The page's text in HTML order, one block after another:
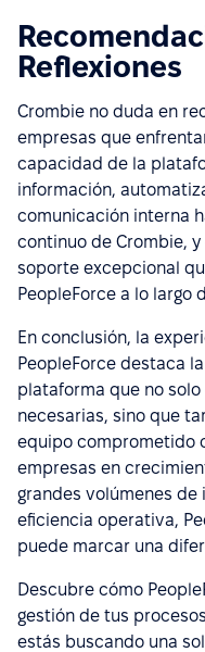
Reflexiones
Crombie no duda en
empresas que
capacidad de la
información,
comunicación interna
continuo de Crombie,
soporte excepcional
PeopleForce a lo largo
En conclusión, la
PeopleForce destaca
plataforma que no
necesarias, sino que
equipo comprometido
empresas en
grandes volúmenes de
eficiencia operativa,
puede marcar una
Descubre cómo
gestión de tus
estás buscando una